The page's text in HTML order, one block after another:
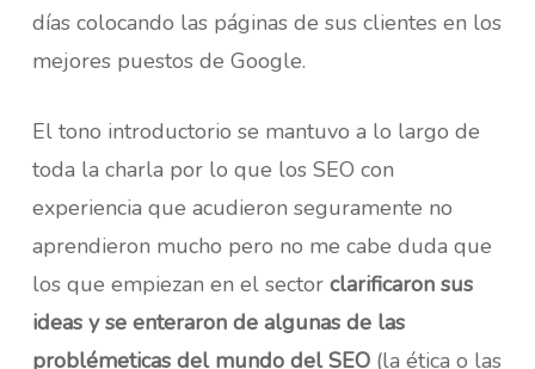
días colocando las páginas de sus clientes en los
mejores puestos de Google.
El tono introductorio se mantuvo a lo largo de
toda la charla por lo que los SEO con
experiencia que acudieron seguramente no
aprendieron mucho pero no me cabe duda que
los que empiezan en el sector clarificaron sus
ideas y se enteraron de algunas de las
problémeticas del mundo del SEO(la ética o las